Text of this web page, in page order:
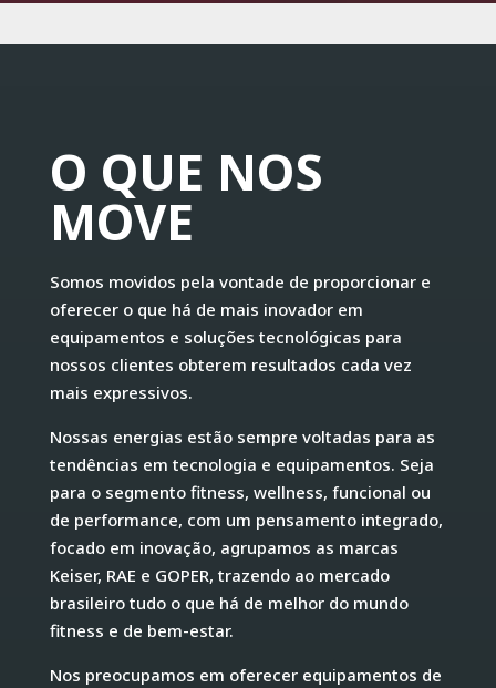
O QUE NOS
MOVE
Somos movidos pela vontade de proporcionar e
oferecer o que há de mais inovador em
equipamentos e soluções tecnológicas para
nossos clientes obterem resultados cada vez
mais expressivos.
Nossas energias estão sempre voltadas para as
tendências em tecnologia e equipamentos. Seja
para o segmento fitness, wellness, funcional ou
de performance, com um pensamento integrado,
focado em inovação, agrupamos as marcas
Keiser, RAE e GOPER, trazendo ao mercado
brasileiro tudo o que há de melhor do mundo
fitness e de bem-estar.
Nos preocupamos em oferecer equipamentos de